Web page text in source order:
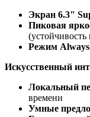
Экран 6.3"
Пиковая
Режим
Искусственный
Локальный
времени
Умные